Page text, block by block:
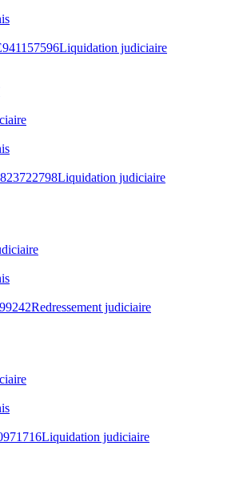
941157596Liquidation judiciaire
823722798Liquidation judiciaire
Redressement judiciaire
Liquidation judiciaire